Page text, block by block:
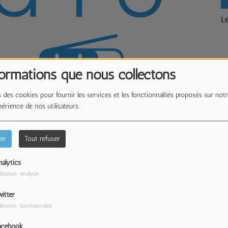
que nous collectons
des cookies pour fournir les services et les fonctionnalités proposés sur
de nos utilisateurs.
Tout refuser
Analyse
Fonctionnalité
mais aussi sérieuse au sein de l’ESAT
de Marcq-en-Barœul. Nous nous sommes rendus
échanger avec les travailleurs présents.
Radio.